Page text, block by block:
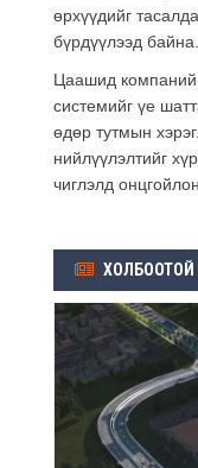
өрхүүдийг
бүрдүүлээд байна.
Цаашид
системийг үе
өдөр тутмын
нийлүүлэлтийг
чиглэлд